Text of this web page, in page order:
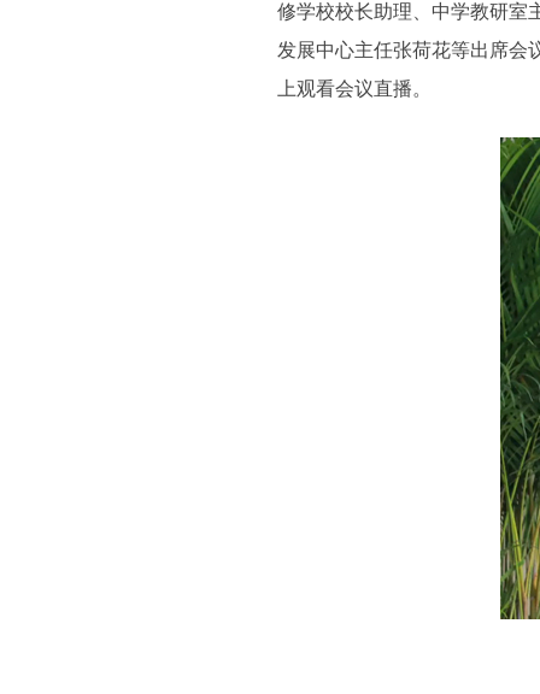
修学校校长助理、中学教研室
发展中心主任张荷花等出席会
上观看会议直播。